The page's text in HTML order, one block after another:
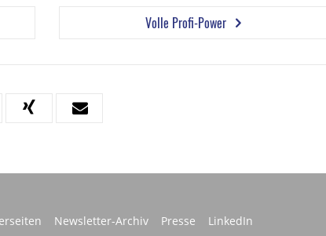
Volle Profi-Power
Newsletter-Archiv Presse LinkedIn